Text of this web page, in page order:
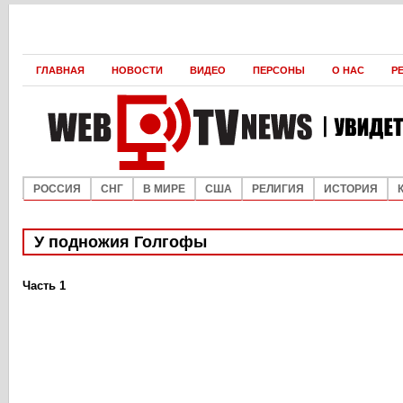
ГЛАВНАЯ НОВОСТИ ВИДЕО ПЕРСОНЫ О НАС
РОССИЯ СНГ В МИРЕ США РЕЛИГИЯ ИСТОРИЯ
У подножия Голгофы
Часть 1